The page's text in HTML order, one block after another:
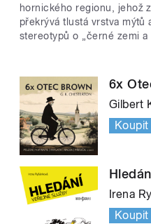
hornického regionu, jehož
překrývá tlustá vrstva mýtů
stereotypů o „černé zemi a
6x
Gilbert
Koupit
Irena
Koupit